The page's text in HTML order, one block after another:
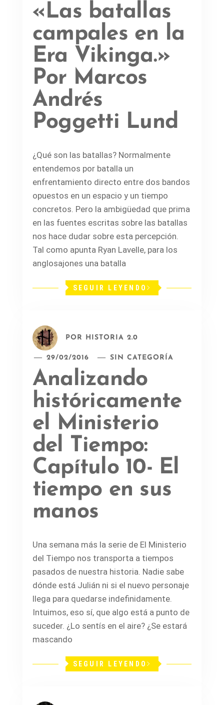
«Las batallas
campales en la
Era Vikinga.»
Por Marcos
Andrés
Poggetti Lund
¿Qué son las batallas? Normalmente
entendemos por batalla un
enfrentamiento directo entre dos bandos
opuestos en un espacio y un tiempo
concretos. Pero la ambigüedad que prima
en las fuentes escritas sobre las batallas
nos hace dudar sobre esta percepción.
Tal como apunta Ryan Lavelle, para los
anglosajones una batalla
SEGUIR LEYENDO
POR HISTORIA 2.0
29/02/2016 SIN CATEGORÍA
Analizando
históricamente
el Ministerio
del Tiempo:
Capítulo 10- El
tiempo en sus
manos
Una semana más la serie de El Ministerio
del Tiempo nos transporta a tiempos
pasados de nuestra historia. Nadie sabe
dónde está Julián ni si el nuevo personaje
llega para quedarse indefinidamente.
Intuimos, eso sí, que algo está a punto de
suceder. ¿Lo sentís en el aire? ¿Se estará
mascando
SEGUIR LEYENDO